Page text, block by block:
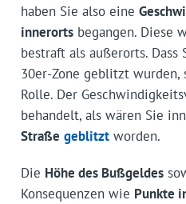
haben Sie also eine
innerortsbegangen. Diese
bestraft als außerorts.
30er-Zone geblitzt
Rolle. Der
behandelt, als wären Sie
Straße geblitztworden.
Die Höhe des Bußgeldes
Konsequenzen wie Punkte